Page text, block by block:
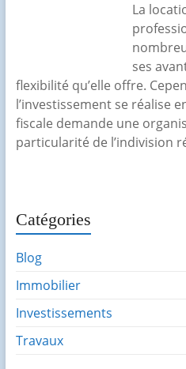
La
ses
flexibilité qu’elle offre.
l’investissement se réalise
fiscale demande une
particularité de l’indivision
Catégories
Blog
Immobilier
Investissements
Travaux